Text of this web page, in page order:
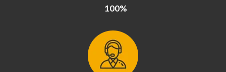
100%